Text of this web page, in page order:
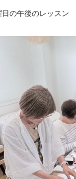
日の午後のレッスン